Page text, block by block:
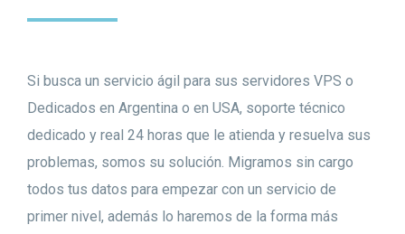
Si busca un servicio ágil para sus servidores VPS o
Dedicados en Argentina o en USA, soporte técnico
dedicado y real 24 horas que le atienda y resuelva sus
problemas, somos su solución. Migramos sin cargo
todos tus datos para empezar con un servicio de
primer nivel, además lo haremos de la forma más